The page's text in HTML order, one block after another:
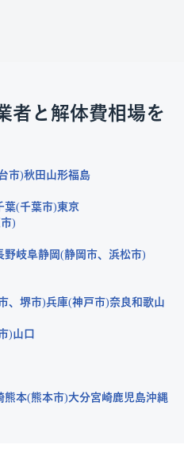
者と解体費相場を
市 秋田 山形福島
葉 千葉市 東京
野岐阜静岡 静岡市
浜松市
堺市 兵庫 神戸市 奈良和歌山
山口
熊本 熊本市 大分宮崎鹿児島沖縄